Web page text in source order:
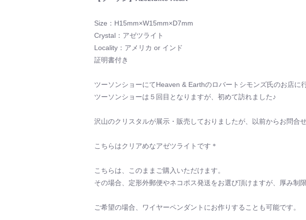
Size：H15mm×W15mm×D7mm
Crystal：アゼツライト
Locality：アメリカ or インド
証明書付き
ツーソンショーにてHeaven & Earthのロバートシモンズ氏のお店
ツーソンショーは５回目となりますが、初めて訪れました♪
沢山のクリスタルが展示・販売しておりましたが、以前からお問合
こちらはクリアめなアゼツライトです＊
こちらは、このままご購入いただけます。
その場合、定形外郵便やネコポス発送をお選び頂けますが、厚み制
ご希望の場合、ワイヤーペンダントにお作りすることも可能です。